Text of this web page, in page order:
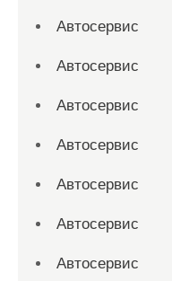
Автосервис
Автосервис
Автосервис
Автосервис
Автосервис
Автосервис
Автосервис